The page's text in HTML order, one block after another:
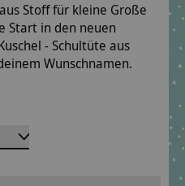
Stoff für kleine Große
Start in den neuen
- Schultüte aus
Wunschnamen.